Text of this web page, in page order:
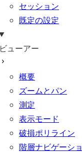
セッション
既定の設定
ビューアー
概要
ズームとパン
測定
表示モード
破損ポリライン
階層ナビゲーシ